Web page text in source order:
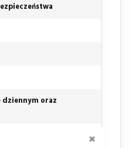
dziennym oraz